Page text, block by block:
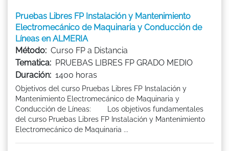
Pruebas Libres FP Instalación y Mantenimiento
Electromecánico de Maquinaria y Conducción de
Líneas en ALMERIA
Método: Curso FP a Distancia
Tematica: PRUEBAS LIBRES FP GRADO MEDIO
Duración: 1400 horas
Objetivos del curso Pruebas Libres FP Instalación y
Mantenimiento Electromecánico de Maquinaria y
Conducción de Líneas: Los objetivos fundamentales
del curso Pruebas Libres FP Instalación y Mantenimiento
Electromecánico de Maquinaria ...